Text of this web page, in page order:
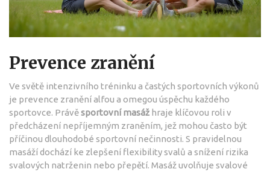
Prevence zranění
Ve světě intenzivního tréninku a častých sportovních výkonů
je prevence zranění alfou a omegou úspěchu každého
sportovce. Právěsportovní masáž hraje klíčovou roli v
předcházení nepříjemným zraněním, jež mohou často být
příčinou dlouhodobé sportovní nečinnosti. S pravidelnou
masáží dochází ke zlepšení flexibility svalů a snížení rizika
svalových natrženin nebo přepětí. Masáž uvolňuje svalové